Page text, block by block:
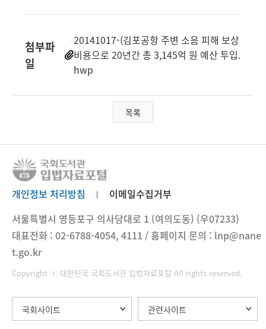
첨부파
일
20141017-(김포공항 주변 소음 피해 보상
비용으로 20년간 총 3,145억 원 예산 투입.
hwp
목록
개인정보 처리방침
이메일수집거부
서울특별시 영등포구 의사당대로 1 (여의도동) (우07233)
대표전화 : 02-6788-4054, 4111 / 홈페이지 문의 : lnp@nane
t.go.kr
Copyright ⓒ 대한민국 국회도서관 입법자료포털 All rights reserved.
국회사이트 관련사이트